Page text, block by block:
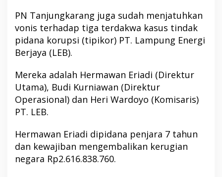
PN Tanjungkarang juga sudah menjatuhkan
vonis terhadap tiga terdakwa kasus tindak
pidana korupsi (tipikor) PT. Lampung Energi
Berjaya (LEB).
Mereka adalah Hermawan Eriadi (Direktur
Utama), Budi Kurniawan (Direktur
Operasional) dan Heri Wardoyo (Komisaris)
PT. LEB.
Hermawan Eriadi dipidana penjara 7 tahun
dan kewajiban mengembalikan kerugian
negara Rp2.616.838.760.